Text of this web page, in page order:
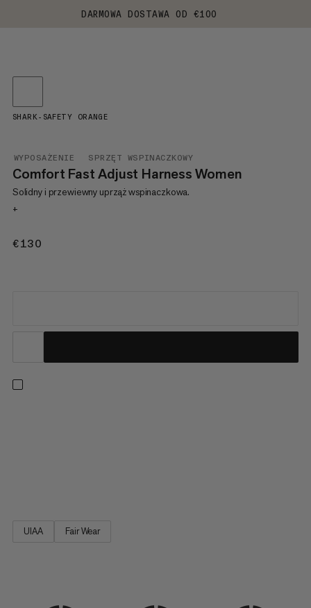
DARMOWA DOSTAWA OD €100
WYPOSAŻENIE SPRZĘT WSPINACZKOWY
Comfort Fast Adjust Harness Women
Solidny i przewiewny uprząż wspinaczkowa.
+
€130
SHARK-SAFETY ORANGE
UIAA Fair Wear